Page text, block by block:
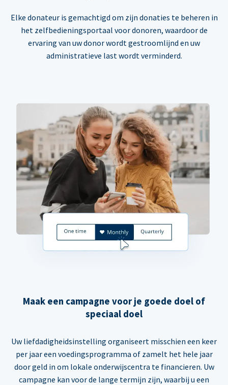
Elke donateur is gemachtigd om zijn donaties te beheren in
het zelfbedieningsportaal voor donoren, waardoor de
ervaring van uw donor wordt gestroomlijnd en uw
administratieve last wordt verminderd.
Maak een campagne voor je goede doel of
speciaal doel
Uw liefdadigheidsinstelling organiseert misschien een keer
per jaar een voedingsprogramma of zamelt het hele jaar
door geld in om lokale onderwijscentra te financieren. Uw
campagne kan voor de lange termijn zijn, waarbij u een